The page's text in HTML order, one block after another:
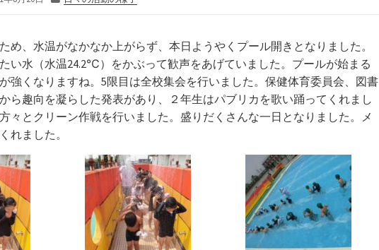
リ
ー
め、水温がなかなか上がらず、本日ようやくプール開きとなりました。
い水（水温24.2℃）をかぶって歓声をあげていました。プールが始まる
強くなりますね。5限目は全校集会を行いました。保健体育委員会、図書
ら趣向を凝らした発表があり、２年生はパブリカを歌い踊ってくれまし
々とクリーン作戦を行いました。盛りだくさんな一日となりました。メ
れました。